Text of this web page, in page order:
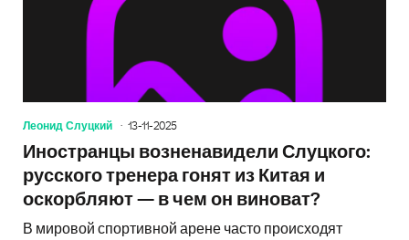
Леонид Слуцкий 13-11-2025
Иностранцы возненавидели Слуцкого:
русского тренера гонят из Китая и
оскорбляют — в чем он виноват?
В мировой спортивной арене часто происходят